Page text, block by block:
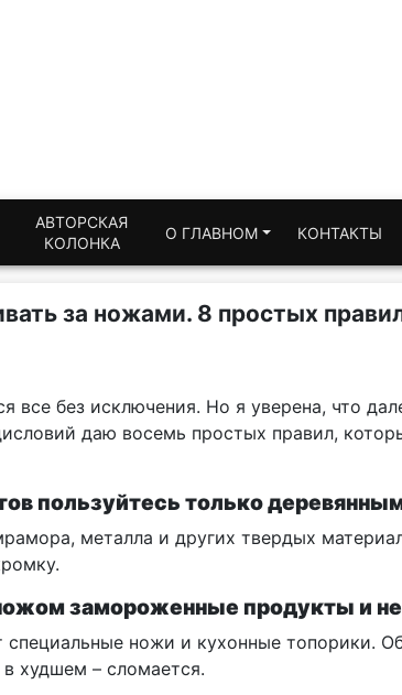
АВТОРСКАЯ
КОЛОНКА
О ГЛАВНОМ КОНТАКТЫ
за ножами. 8 простых
все без исключения. Но я уверена, что
даю восемь простых правил,
пользуйтесь только
металла и других твердых
замороженные продукты и
специальные ножи и кухонные топорики.
худшем – сломается.